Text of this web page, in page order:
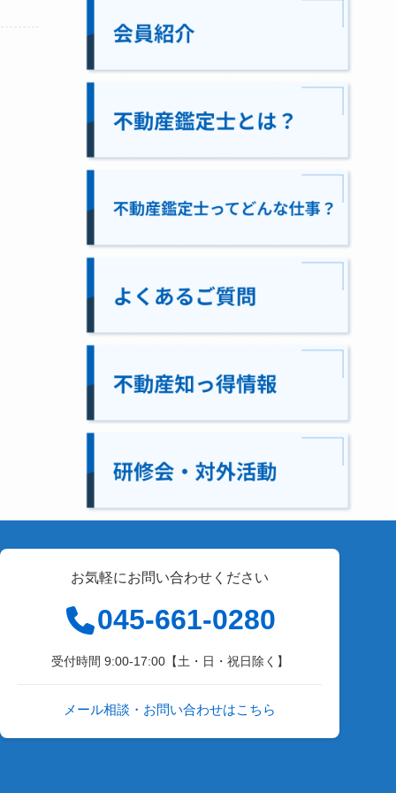
お気軽にお問い合わせください
045-661-0280
受付時間 9:00-17:00【土・日・祝日除く】
メール相談・お問い合わせはこちら